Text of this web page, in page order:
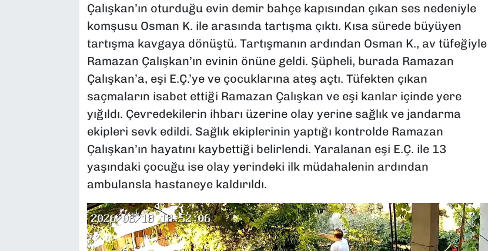
Çalışkan’ın oturduğu evin demir bahçe kapısından çıkan ses nedeniyle
komşusu Osman K. ile arasında tartışma çıktı. Kısa sürede büyüyen
tartışma kavgaya dönüştü. Tartışmanın ardından Osman K., av tüfeğiyle
Ramazan Çalışkan’ın evinin önüne geldi. Şüpheli, burada Ramazan
Çalışkan’a, eşi E.Ç.’ye ve çocuklarına ateş açtı. Tüfekten çıkan
saçmaların isabet ettiği Ramazan Çalışkan ve eşi kanlar içinde yere
yığıldı. Çevredekilerin ihbarı üzerine olay yerine sağlık ve jandarma
ekipleri sevk edildi. Sağlık ekiplerinin yaptığı kontrolde Ramazan
Çalışkan’ın hayatını kaybettiği belirlendi. Yaralanan eşi E.Ç. ile 13
yaşındaki çocuğu ise olay yerindeki ilk müdahalenin ardından
ambulansla hastaneye kaldırıldı.